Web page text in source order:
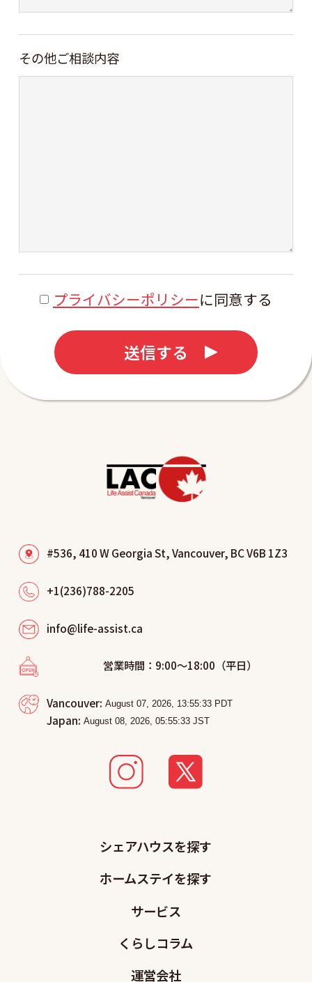
その他ご相談内容
プライバシーポリシーに同意する
#536, 410 W Georgia St, Vancouver, BC V6B 1Z3
+1(236)788-2205
info@life-assist.ca
営業時間：9:00～18:00（平日）
Vancouver:
Japan:
シェアハウスを探す
ホームステイを探す
サービス
くらしコラム
運営会社